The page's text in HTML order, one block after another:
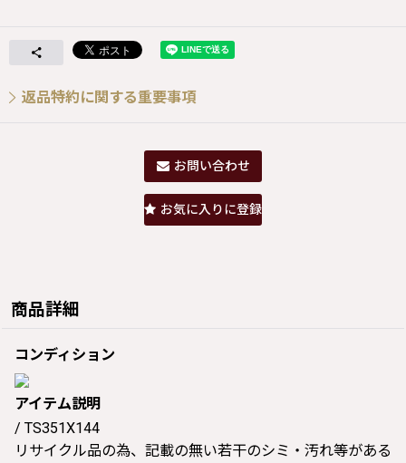
返品特約に関する重要事項
お問い合わせ
お気に入りに登録
商品詳細
コンディション
アイテム説明
/ TS351X144
リサイクル品の為、記載の無い若干のシミ・汚れ等がある